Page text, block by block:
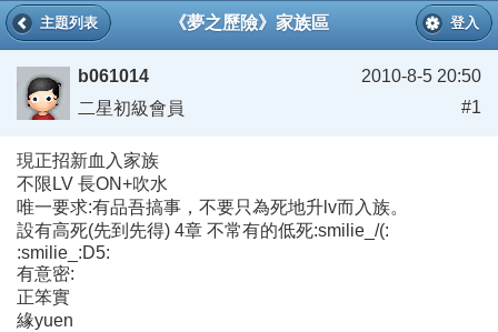
《夢之歷險》家族區
主題列表 登入
b061014
二星初級會員
2010-8-5 20:50
#1
現正招新血入家族
不限LV 長ON+吹水
唯一要求:有品吾搞事，不要只為死地升lv而入族。
設有高死(先到先得) 4章 不常有的低死:smilie_/(:
:smilie_:D5:
有意密:
正笨實
緣yuen